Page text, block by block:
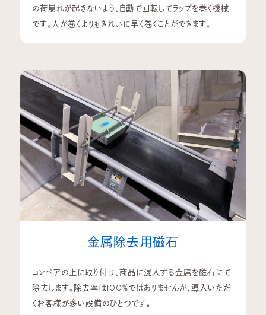
会社案内
お客様の声
SDGsへの取り組み
採用情報
の荷崩れが起きないよう、自動で回転してラップを巻く機械
です。人が巻くよりもきれいに早く巻くことができます。
金属除去用磁石
コンベアの上に取り付け、商品に混入する金属を磁石にて
除去します。除去率は100％ではありませんが、導入いただ
くお客様が多い設備のひとつです。